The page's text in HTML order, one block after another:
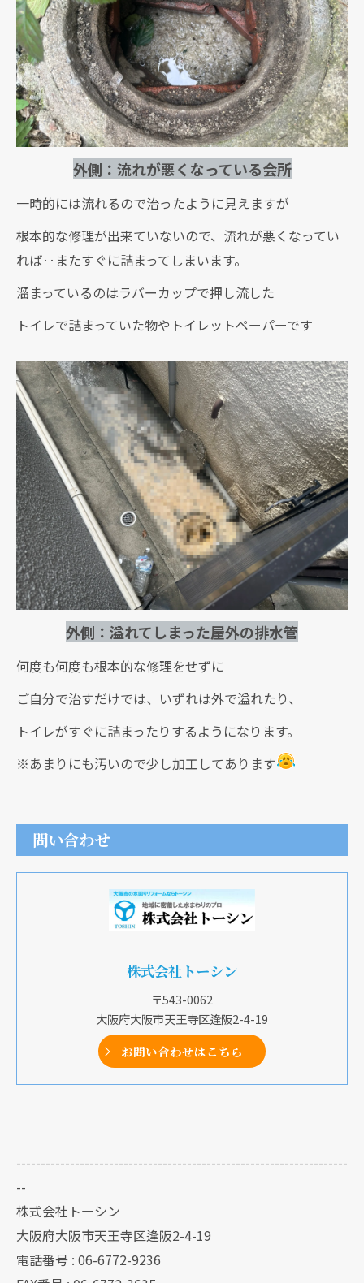
外側：流れが悪くなっている会所
一時的には流れるので治ったように見えますが
根本的な修理が出来ていないので、流れが悪くなってい
れば‥またすぐに詰まってしまいます。
溜まっているのはラバーカップで押し流した
トイレで詰まっていた物やトイレットペーパーです
外側：溢れてしまった屋外の排水管
何度も何度も根本的な修理をせずに
ご自分で治すだけでは、いずれは外で溢れたり、
トイレがすぐに詰まったりするようになります。
※あまりにも汚いので少し加工してあります
問い合わせ
株式会社トーシン
〒543-0062
大阪府大阪市天王寺区逢阪2-4-19
お問い合わせはこちら
--------------------------------------------------------------------
--
株式会社トーシン
大阪府大阪市天王寺区逢阪2-4-19
電話番号 : 06-6772-9236